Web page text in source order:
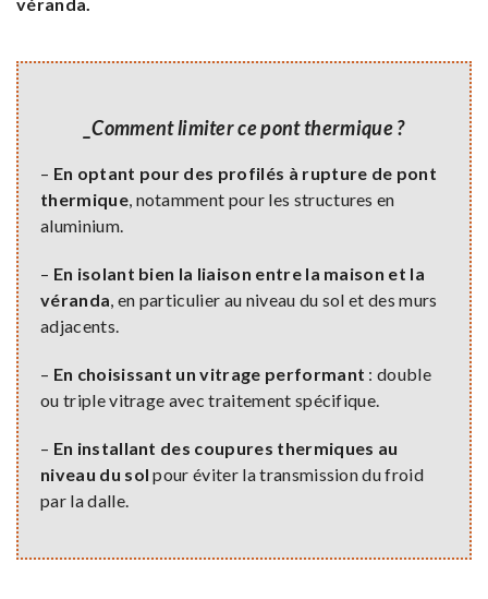
_Comment limiter ce pont thermique ?
– En optant pour des profilés à rupture de pont
thermique, notamment pour les structures en
aluminium.
– En isolant bien la liaison entre la maison et la
véranda, en particulier au niveau du sol et des murs
adjacents.
– En choisissant un vitrage performant : double
ou triple vitrage avec traitement spécifique.
– En installant des coupures thermiques au
niveau du sol pour éviter la transmission du froid
par la dalle.